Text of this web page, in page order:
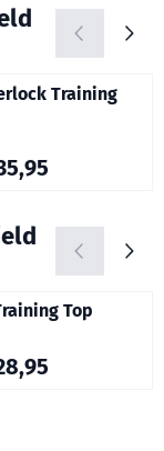
Training
voor 35,95
Top
voor 28,95